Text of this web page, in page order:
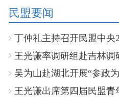
民盟要闻
丁仲礼主持召开民盟中央
王光谦率调研组赴吉林调
吴为山赴湖北开展“参政
王光谦出席第四届民盟青